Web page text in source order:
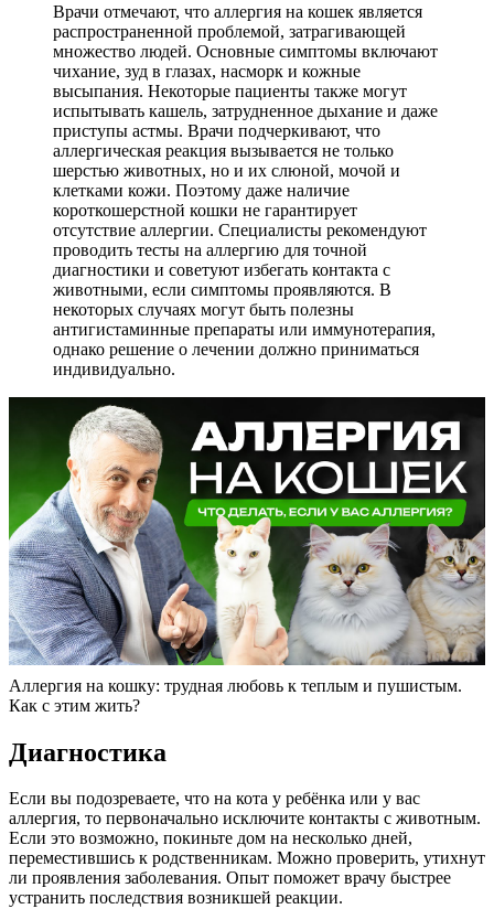
Врачи отмечают, что аллергия на кошек является
распространенной проблемой, затрагивающей
множество людей. Основные симптомы включают
чихание, зуд в глазах, насморк и кожные
высыпания. Некоторые пациенты также могут
испытывать кашель, затрудненное дыхание и даже
приступы астмы. Врачи подчеркивают, что
аллергическая реакция вызывается не только
шерстью животных, но и их слюной, мочой и
клетками кожи. Поэтому даже наличие
короткошерстной кошки не гарантирует
отсутствие аллергии. Специалисты рекомендуют
проводить тесты на аллергию для точной
диагностики и советуют избегать контакта с
животными, если симптомы проявляются. В
некоторых случаях могут быть полезны
антигистаминные препараты или иммунотерапия,
однако решение о лечении должно приниматься
индивидуально.
Аллергия на кошку: трудная любовь к теплым и пушистым.
Как с этим жить?
Диагностика
Если вы подозреваете, что на кота у ребёнка или у вас
аллергия, то первоначально исключите контакты с животным.
Если это возможно, покиньте дом на несколько дней,
переместившись к родственникам. Можно проверить, утихнут
ли проявления заболевания. Опыт поможет врачу быстрее
устранить последствия возникшей реакции.